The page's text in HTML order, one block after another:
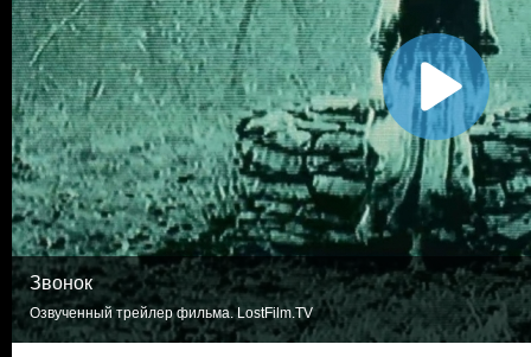
Звонок
Озвученный трейлер фильма. LostFilm.TV